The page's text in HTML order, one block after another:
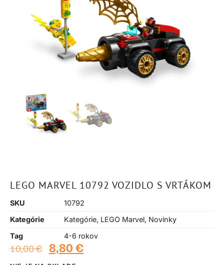
LEGO MARVEL 10792 VOZIDLO S VRTÁKOM
SKU
10792
Kategórie
Kategórie, LEGO Marvel, Novinky
Tag
4-6 rokov
10,00€ 8,80 €